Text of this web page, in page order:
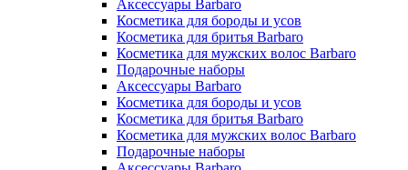
Аксессуары Barbaro
Косметика для бороды и усов
Косметика для бритья Barbaro
Косметика для мужских волос Barbaro
Подарочные наборы
Аксессуары Barbaro
Косметика для бороды и усов
Косметика для бритья Barbaro
Косметика для мужских волос Barbaro
Подарочные наборы